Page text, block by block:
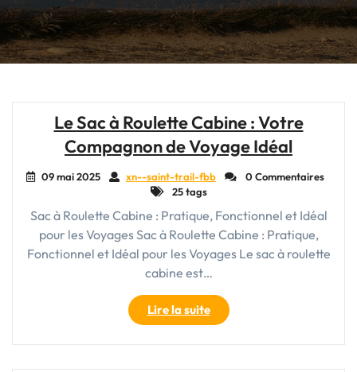
Le Sac à Roulette Cabine : Votre
Compagnon de Voyage Idéal
09 mai 2025 xn--saint-trail-fbb
0 Commentaires
25 tags
Sac à Roulette Cabine : Pratique, Fonctionnel et Idéal
pour les Voyages Sac à Roulette Cabine : Pratique,
Fonctionnel et Idéal pour les Voyages Le sac à roulette
cabine est…
Lire la suite"Le
Sac
à